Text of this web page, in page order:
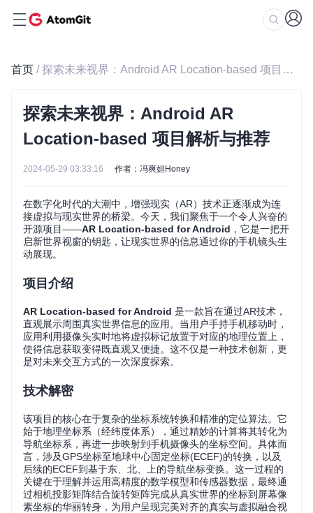
首页 / 探索未来视界：Android AR Location-based 项目解析与推荐
探索未来视界：Android AR
Location-based 项目解析与推荐
2024-05-29 03:33:16 作者：冯爽妲Honey
在数字化时代的大潮中，增强现实（AR）技术正逐渐成为连
接虚拟与现实世界的桥梁。今天，我们聚焦于一个令人兴奋的
开源项目——AR Location-based for Android ，它是一把开
启新世界视窗的钥匙，让现实世界的信息通过你的手机镜头生
动展现。
项目介绍
AR Location-based for Android 是一款旨在通过AR技术，
直观展示周围真实世界信息的应用。当用户手持手机移动时，
应用利用摄像头实时地将虚拟标记放置于对应的地理位置上，
使得信息获取变得既直观又便捷。这不仅是一种技术创新，更
是对未来交互方式的一次深度探索。
技术解密
该项目的核心在于复杂的坐标系统转换和精准的定位算法。它
始于地理坐标系（经纬度体系），通过精妙的计算将其转化为
导航坐标系，再进一步映射到手机摄像头的坐标空间。具体而
言，涉及GPS坐标至地球中心固定坐标(ECEF)的转换，以及
后续的ECEF到基于东、北、上的导航坐标变换。这一过程的
关键在于理解并运用高精度的数学模型和传感器数据，最终通
过相机投影矩阵结合旋转矩阵完成从真实世界的坐标到屏幕像
素坐标的华丽转身，为用户呈现完美对齐的真实与虚拟融合视